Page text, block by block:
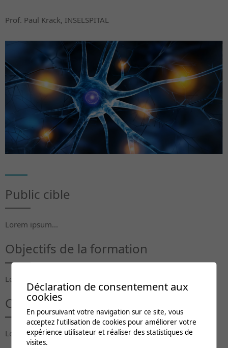
Prof. Paul Krack, INSELSPITAL
Public cible
Lorem ipsum...
Objectifs de la formation
Lorem ipsum...
Contenu du cours
Lorem ipsum...
Déclaration de consentement aux
cookies
En poursuivant votre navigation sur ce site, vous
acceptez l'utilisation de cookies pour améliorer votre
expérience utilisateur et réaliser des statistiques de
visites.